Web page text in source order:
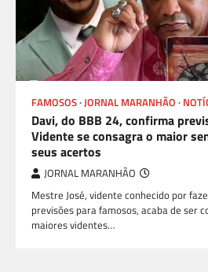
FAMOSOS JORNAL MARANHÃO
Davi, do BBB 24, confirma
Vidente se consagra o maior
seus acertos
JORNAL MARANHÃO
Mestre José, vidente conhecido por
previsões para famosos, acaba de ser
maiores videntes…